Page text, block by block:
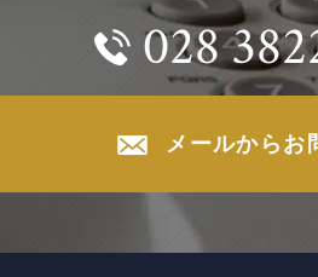
028
メールからお